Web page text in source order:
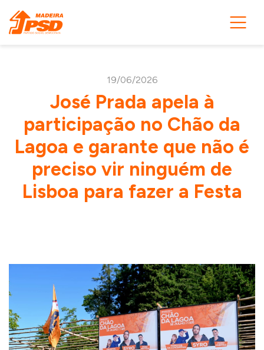
19/06/2026
José Prada apela à
participação no Chão da
Lagoa e garante que não é
preciso vir ninguém de
Lisboa para fazer a Festa